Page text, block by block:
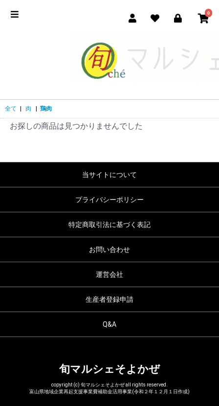
0
全て 肉 鶏肉
お探しの商品は見つかりませんでした
当サイトについて
プライバシーポリシー
特定商取引法に基づく表記
お問い合わせ
運営会社
生産者登録申請
Q&A
旬マルシェそよかぜ
copyright (c) 旬マルシェそよかぜ all rights reserved.
富山県地域企業再起支援事業費補助金活用事業(令和２年１２月１日作成)